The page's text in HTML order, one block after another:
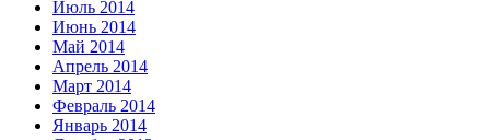
Июль 2014
Июнь 2014
Май 2014
Апрель 2014
Март 2014
Февраль 2014
Январь 2014